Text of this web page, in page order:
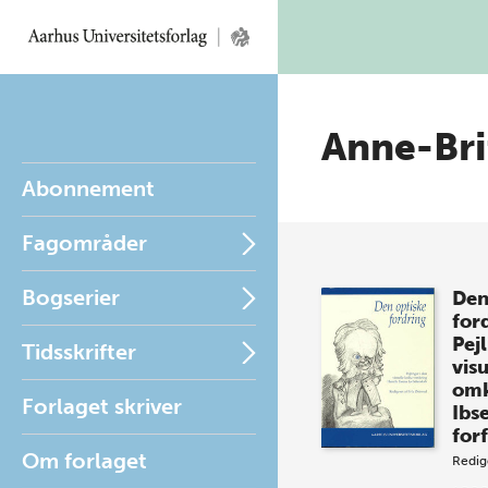
Abonnement
Fagområder
Bogserier
Tidsskrifter
Forlaget skriver
Om forlaget
Anne-